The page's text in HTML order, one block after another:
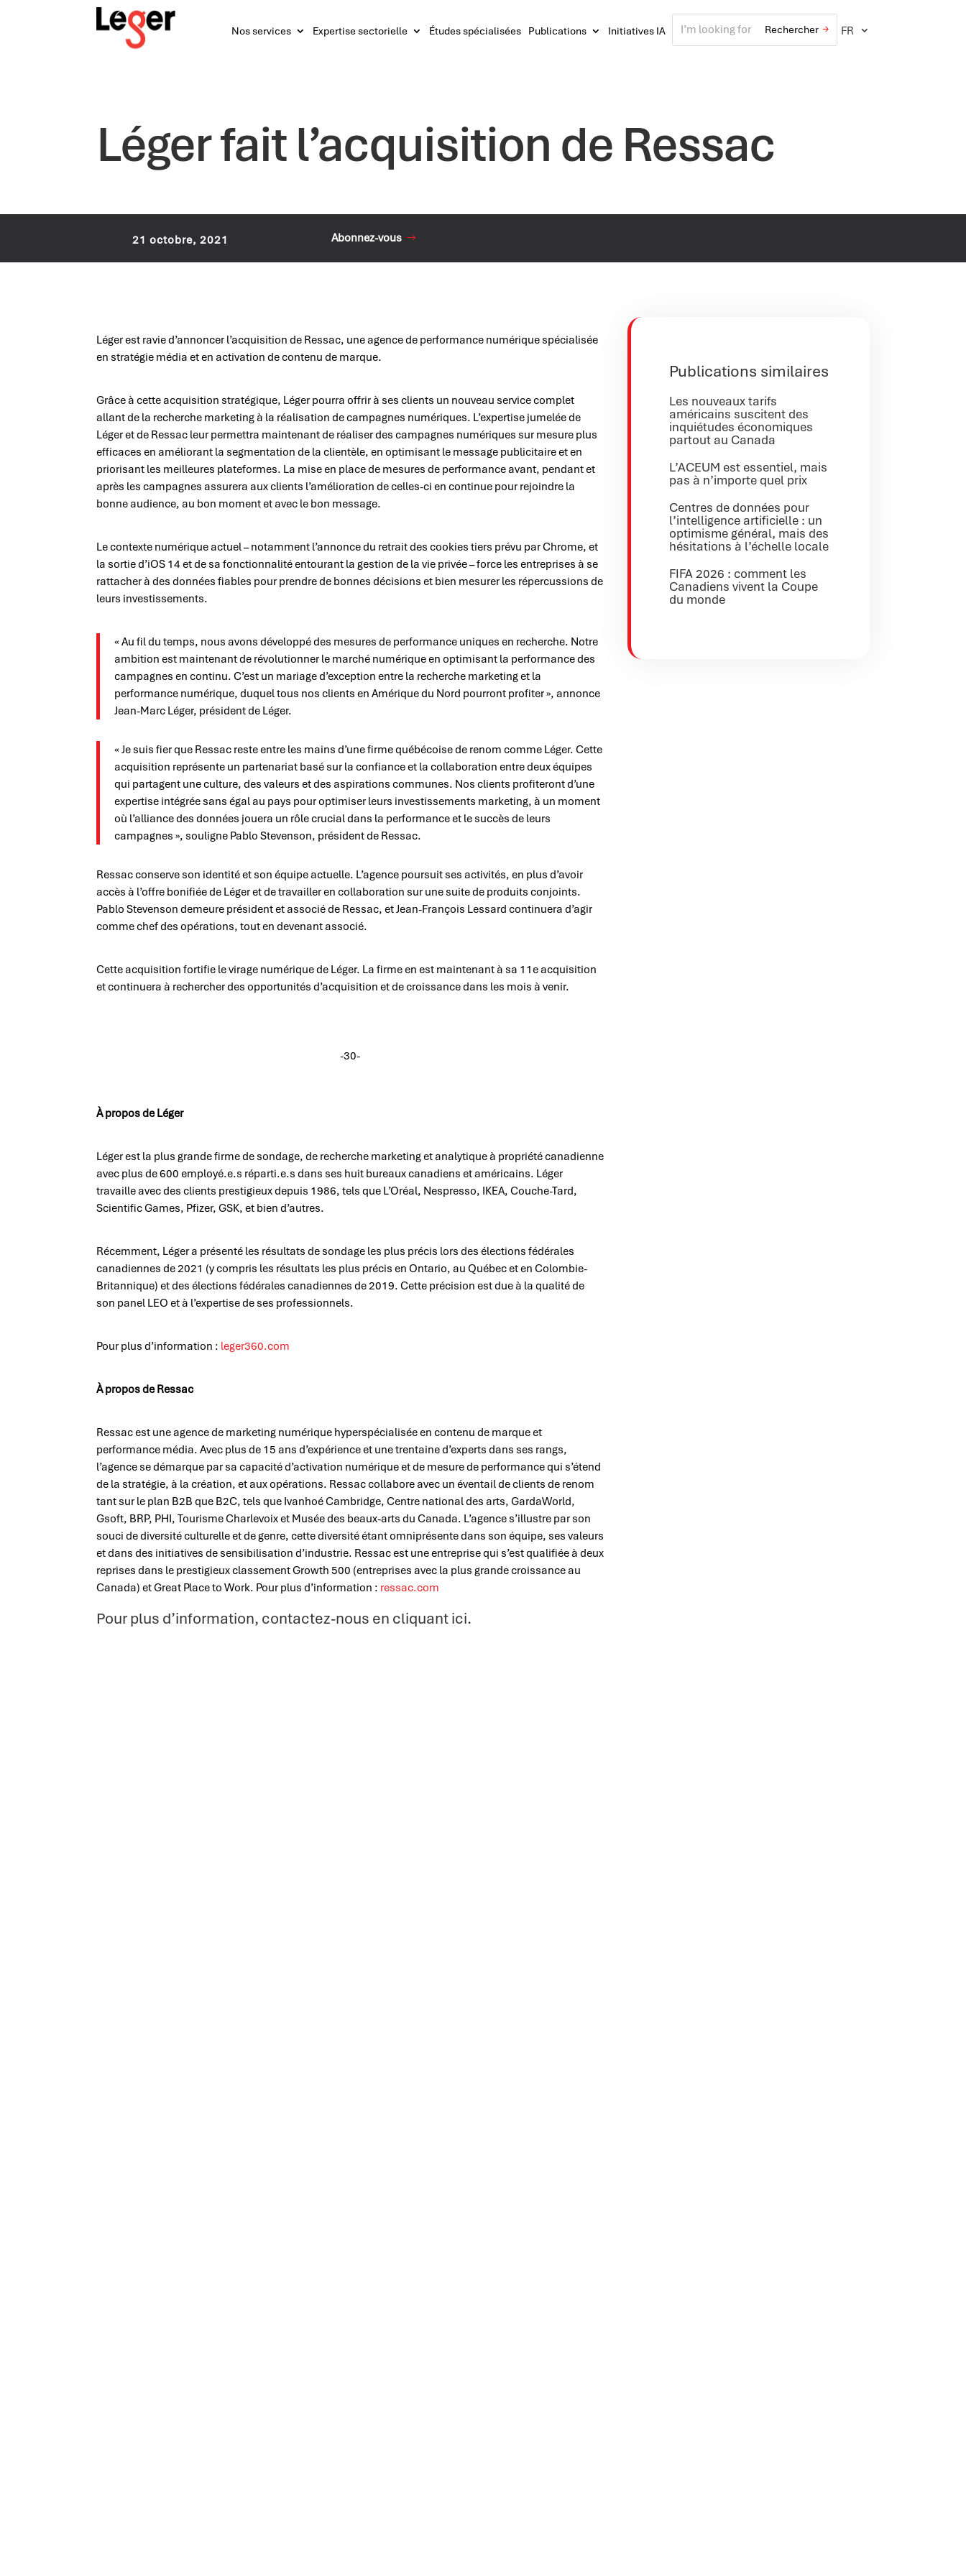
Nos services Expertise sectorielle Études spécialisées Publications Initiatives IA FR
Léger fait l’acquisition de Ressac
21 octobre, 2021 Abonnez-vous
Léger est ravie d’annoncer l’acquisition de Ressac, une agence de performance numérique spécialisée
en stratégie média et en activation de contenu de marque.
Grâce à cette acquisition stratégique, Léger pourra offrir à ses clients un nouveau service complet
allant de la recherche marketing à la réalisation de campagnes numériques. L’expertise jumelée de
Léger et de Ressac leur permettra maintenant de réaliser des campagnes numériques sur mesure plus
efficaces en améliorant la segmentation de la clientèle, en optimisant le message publicitaire et en
priorisant les meilleures plateformes. La mise en place de mesures de performance avant, pendant et
après les campagnes assurera aux clients l’amélioration de celles-ci en continue pour rejoindre la
bonne audience, au bon moment et avec le bon message.
Le contexte numérique actuel – notamment l’annonce du retrait des cookies tiers prévu par Chrome, et
la sortie d’iOS 14 et de sa fonctionnalité entourant la gestion de la vie privée – force les entreprises à se
rattacher à des données fiables pour prendre de bonnes décisions et bien mesurer les répercussions de
leurs investissements.
« Au fil du temps, nous avons développé des mesures de performance uniques en recherche. Notre
ambition est maintenant de révolutionner le marché numérique en optimisant la performance des
campagnes en continu. C’est un mariage d’exception entre la recherche marketing et la
performance numérique, duquel tous nos clients en Amérique du Nord pourront profiter », annonce
Jean-Marc Léger, président de Léger.
« Je suis fier que Ressac reste entre les mains d’une firme québécoise de renom comme Léger. Cette
acquisition représente un partenariat basé sur la confiance et la collaboration entre deux équipes
qui partagent une culture, des valeurs et des aspirations communes. Nos clients profiteront d’une
expertise intégrée sans égal au pays pour optimiser leurs investissements marketing, à un moment
où l’alliance des données jouera un rôle crucial dans la performance et le succès de leurs
campagnes », souligne Pablo Stevenson, président de Ressac.
Ressac conserve son identité et son équipe actuelle. L’agence poursuit ses activités, en plus d’avoir
accès à l’offre bonifiée de Léger et de travailler en collaboration sur une suite de produits conjoints.
Pablo Stevenson demeure président et associé de Ressac, et Jean-François Lessard continuera d’agir
comme chef des opérations, tout en devenant associé.
Cette acquisition fortifie le virage numérique de Léger. La firme en est maintenant à sa 11e acquisition
et continuera à rechercher des opportunités d’acquisition et de croissance dans les mois à venir.
-30-
À propos de Léger
Léger est la plus grande firme de sondage, de recherche marketing et analytique à propriété canadienne
avec plus de 600 employé.e.s réparti.e.s dans ses huit bureaux canadiens et américains. Léger
travaille avec des clients prestigieux depuis 1986, tels que L’Oréal, Nespresso, IKEA, Couche-Tard,
Scientific Games, Pfizer, GSK, et bien d’autres.
Récemment, Léger a présenté les résultats de sondage les plus précis lors des élections fédérales
canadiennes de 2021 (y compris les résultats les plus précis en Ontario, au Québec et en Colombie-
Britannique) et des élections fédérales canadiennes de 2019. Cette précision est due à la qualité de
son panel LEO et à l’expertise de ses professionnels.
Pour plus d’information : leger360.com
À propos de Ressac
Ressac est une agence de marketing numérique hyperspécialisée en contenu de marque et
performance média. Avec plus de 15 ans d’expérience et une trentaine d’experts dans ses rangs,
l’agence se démarque par sa capacité d’activation numérique et de mesure de performance qui s’étend
de la stratégie, à la création, et aux opérations. Ressac collabore avec un éventail de clients de renom
tant sur le plan B2B que B2C, tels que Ivanhoé Cambridge, Centre national des arts, GardaWorld,
Gsoft, BRP, PHI, Tourisme Charlevoix et Musée des beaux-arts du Canada. L’agence s’illustre par son
souci de diversité culturelle et de genre, cette diversité étant omniprésente dans son équipe, ses valeurs
et dans des initiatives de sensibilisation d’industrie. Ressac est une entreprise qui s’est qualifiée à deux
reprises dans le prestigieux classement Growth 500 (entreprises avec la plus grande croissance au
Canada) et Great Place to Work. Pour plus d’information : ressac.com
Pour plus d’information, contactez-nous en cliquant ici.
Publications similaires
Les nouveaux tarifs
américains suscitent des
inquiétudes économiques
partout au Canada
L’ACEUM est essentiel, mais
pas à n’importe quel prix
Centres de données pour
l’intelligence artificielle : un
optimisme général, mais des
hésitations à l’échelle locale
FIFA 2026 : comment les
Canadiens vivent la Coupe
du monde